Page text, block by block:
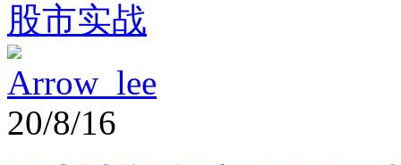
股市实战
Arrow_lee
20/8/16